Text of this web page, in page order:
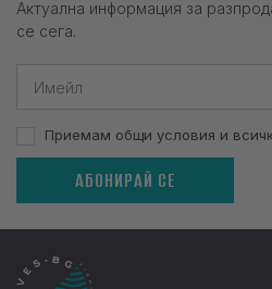
Актуална информация за
се сега.
Приемам общи условия и
АБОНИРАЙ СЕ